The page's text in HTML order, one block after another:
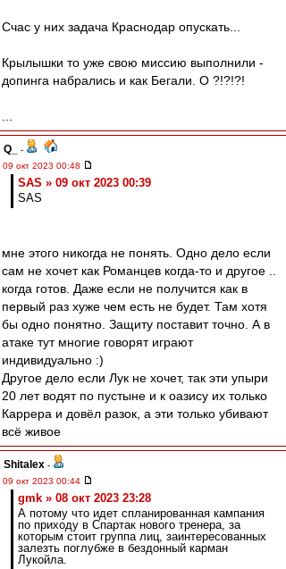
Счас у них задача Краснодар опускать...
Крылышки то уже свою миссию выполнили -
допинга набрались и как Бегали. О ?!?!?!
Q_
-
09 окт 2023 00:48
SAS » 09 окт 2023 00:39
SAS
мне этого никогда не понять. Одно дело если
сам не хочет как Романцев когда-то и другое ..
когда готов. Даже если не получится как в
первый раз хуже чем есть не будет. Там хотя
бы одно понятно. Защиту поставит точно. А в
атаке тут многие говорят играют
индивидуально :)
Другое дело если Лук не хочет, так эти упыри
20 лет водят по пустыне и к оазису их только
Каррера и довёл разок, а эти только убивают
всё живое
Shitalex -
09 окт 2023 00:44
gmk » 08 окт 2023 23:28
А потому что идет спланированная кампания
по приходу в Спартак нового тренера, за
которым стоит группа лиц, заинтересованных
залезть поглубже в бездонный карман
Лукойла.